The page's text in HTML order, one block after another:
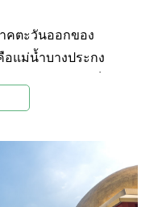
คตะวันออกของ
แม่น้ำบางประกง
ยวแบบเช้าไปเย็น
วาอาราม เช่น วัด
ดคู่บ้านคู่เมืองของ
บราณต่างๆ เช่น